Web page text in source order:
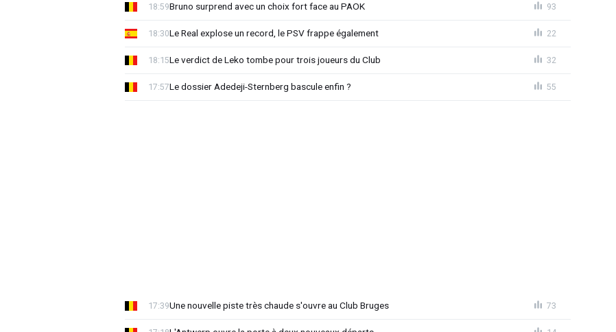
Bruno surprend avec un choix fort face au PAOK
18:59 93
Le Real explose un record, le PSV frappe également
18:30 22
Le verdict de Leko tombe pour trois joueurs du Club
18:15 32
Le dossier Adedeji-Sternberg bascule enfin ?
17:57 55
Une nouvelle piste très chaude s'ouvre au Club Bruges
17:39 73